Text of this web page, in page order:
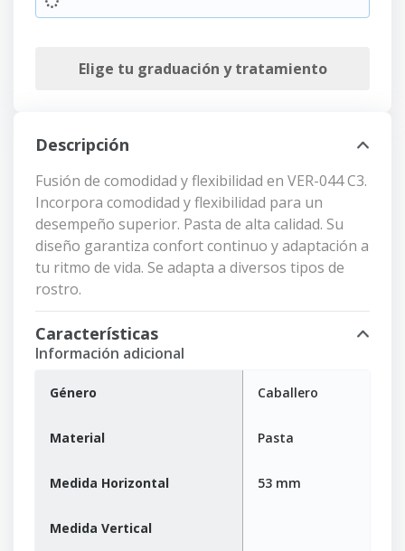
Elige tu graduación y tratamiento
Descripción
Fusión de comodidad y flexibilidad en VER-044 C3.
Incorpora comodidad y flexibilidad para un
desempeño superior. Pasta de alta calidad. Su
diseño garantiza confort continuo y adaptación a
tu ritmo de vida. Se adapta a diversos tipos de
rostro.
Características
Información adicional
Género Caballero
Material Pasta
Medida Horizontal 53 mm
Medida Vertical